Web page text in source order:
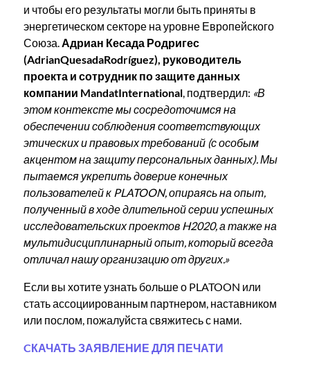
и чтобы его результаты могли быть приняты в
энергетическом секторе на уровне Европейского
Союза.Адриан Кесада Родригес
(AdrianQuesadaRodríguez), руководитель
проекта и сотрудник по защите данных
компании MandatInternational, подтвердил: «В
этом контексте мы сосредоточимся на
обеспечении соблюдения соответствующих
этических и правовых требований (с особым
акцентом на защиту персональных данных). Мы
пытаемся укрепить доверие конечных
пользователей к PLATOON, опираясь на опыт,
полученный в ходе длительной серии успешных
исследовательских проектов H2020, а также на
мультидисциплинарный опыт, который всегда
отличал нашу организацию от других.»
Если вы хотите узнать больше о PLATOON или
стать ассоциированным партнером, наставником
или послом, пожалуйста свяжитесь с нами.
CКАЧАТЬ ЗАЯВЛЕНИЕ ДЛЯ ПЕЧАТИ